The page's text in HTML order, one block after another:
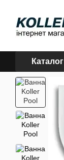
Каталог